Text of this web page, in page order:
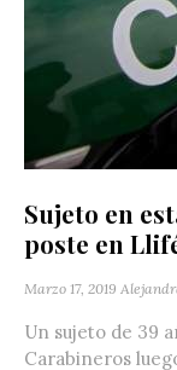
Sujeto en
poste en
Marzo 17, 2019
Un sujeto de 39
Carabineros